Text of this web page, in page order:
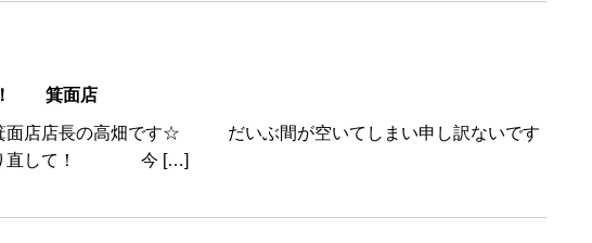
！ 箕面店
店長の高畑です☆ だいぶ間が空いてしまい申し訳ないです
直して！ 今 […]